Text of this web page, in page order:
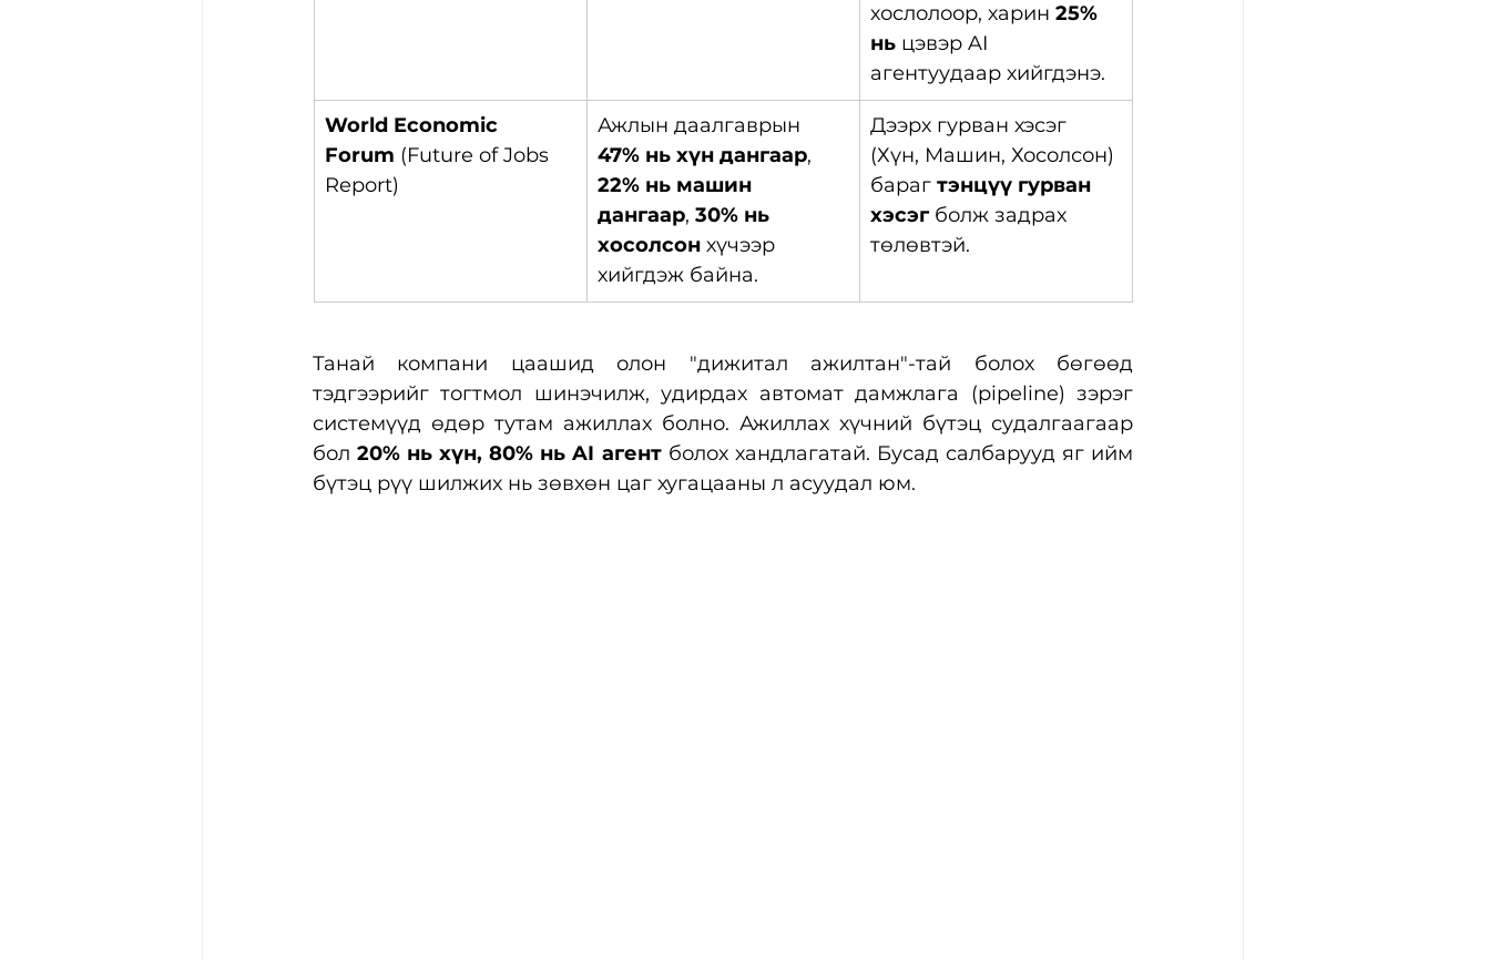
хослолоор, харин 25%
нь цэвэр AI
агентуудаар хийгдэнэ.
World Economic
Forum (Future of Jobs
Report)
Ажлын даалгаврын
47% нь хүн дангаар,
22% нь машин
дангаар, 30% нь
хосолсон хүчээр
хийгдэж байна.
Дээрх гурван хэсэг
(Хүн, Машин, Хосолсон)
бараг тэнцүү гурван
хэсэг болж задрах
төлөвтэй.
Танай компани цаашид олон "дижитал ажилтан"-тай болох бөгөөд
тэдгээрийг тогтмол шинэчилж, удирдах автомат дамжлага (pipeline) зэрэг
системүүд өдөр тутам ажиллах болно. Ажиллах хүчний бүтэц судалгаагаар
бол 20% нь хүн, 80% нь AI агент болох хандлагатай. Бусад салбарууд яг ийм
бүтэц рүү шилжих нь зөвхөн цаг хугацааны л асуудал юм.